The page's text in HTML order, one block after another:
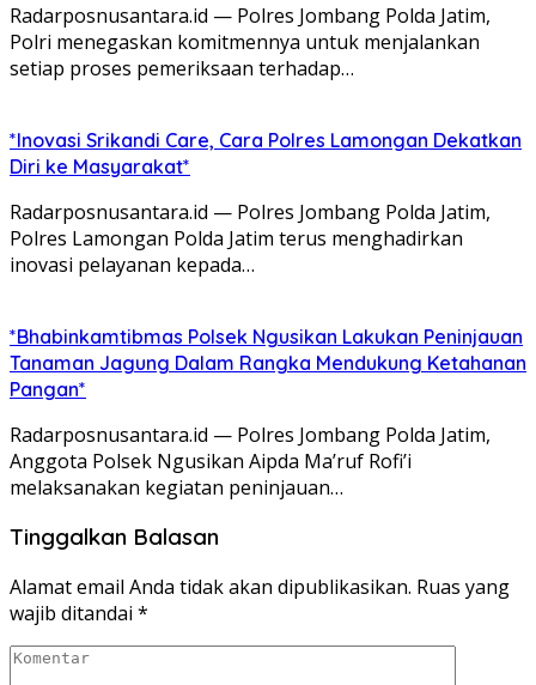
Radarposnusantara.id — Polres Jombang Polda Jatim,
Polri menegaskan komitmennya untuk menjalankan
setiap proses pemeriksaan terhadap…
*Inovasi Srikandi Care, Cara Polres Lamongan Dekatkan
Diri ke Masyarakat*
Radarposnusantara.id — Polres Jombang Polda Jatim,
Polres Lamongan Polda Jatim terus menghadirkan
inovasi pelayanan kepada…
*Bhabinkamtibmas Polsek Ngusikan Lakukan Peninjauan
Tanaman Jagung Dalam Rangka Mendukung Ketahanan
Pangan*
Radarposnusantara.id — Polres Jombang Polda Jatim,
Anggota Polsek Ngusikan Aipda Ma’ruf Rofi’i
melaksanakan kegiatan peninjauan…
Tinggalkan Balasan
Alamat email Anda tidak akan dipublikasikan. Ruas yang
wajib ditandai *